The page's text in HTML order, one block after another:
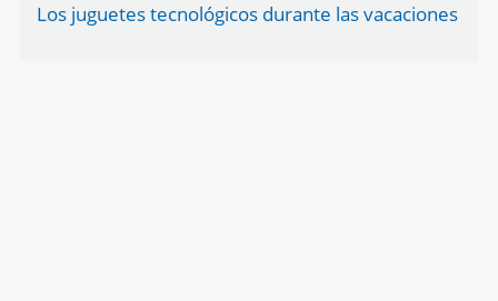
Los juguetes tecnológicos durante las vacaciones